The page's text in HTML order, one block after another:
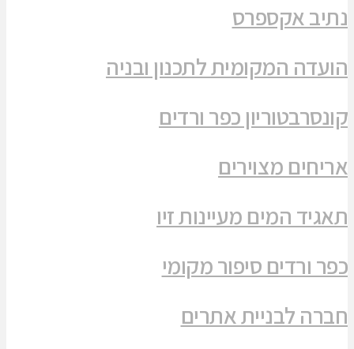
נתיב אקספרס
הועדה המקומית לתכנון ובניה
קונסרבטוריון כפר ורדים
אריחים מצוירים
תאגיד המים מעיינות זיו
כפר ורדים סיפור מקומי
חברה לבניית אתרים